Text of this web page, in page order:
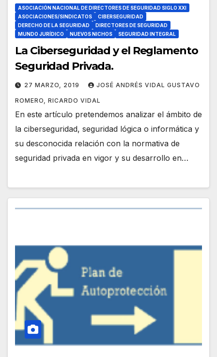
ASOCIACIÓN NACIONAL DE DIRECTORES DE SEGURIDAD SIGLO XXI
ASOCIACIONES/SINDICATOS
CIBERSEGURIDAD
DERECHO DE LA SEGURIDAD
DIRECTORES DE SEGURIDAD
MUNDO JURÍDICO
NUEVOS NICHOS SEGURIDAD INTEGRAL
La Ciberseguridad y el Reglamento
Seguridad Privada.
27 MARZO, 2019 JOSÉ ANDRÉS VIDAL GUSTAVO
ROMERO, RICARDO VIDAL
En este artículo pretendemos analizar el ámbito de
la ciberseguridad, seguridad lógica o informática y
su desconocida relación con la normativa de
seguridad privada en vigor y su desarrollo en…